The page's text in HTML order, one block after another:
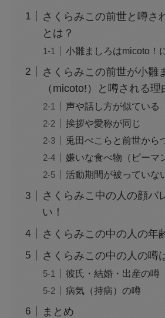
さくらみこの前世と噂さ
とは？
小雛ましろはmicoto！
さくらみこの前世が小雛
（micoto!）と噂される理
声や話し方が似ている
挨拶や愛称が同じ
兎田ぺこらと前世から
嫌いな食べ物（ピーマ
活動期間が被っていな
さくらみこ中の人の顔バ
い！
さくらみこの中の人の年
さくらみこの中の人の噂
彼氏・結婚・出産の噂
病気（持病）の噂
まとめ